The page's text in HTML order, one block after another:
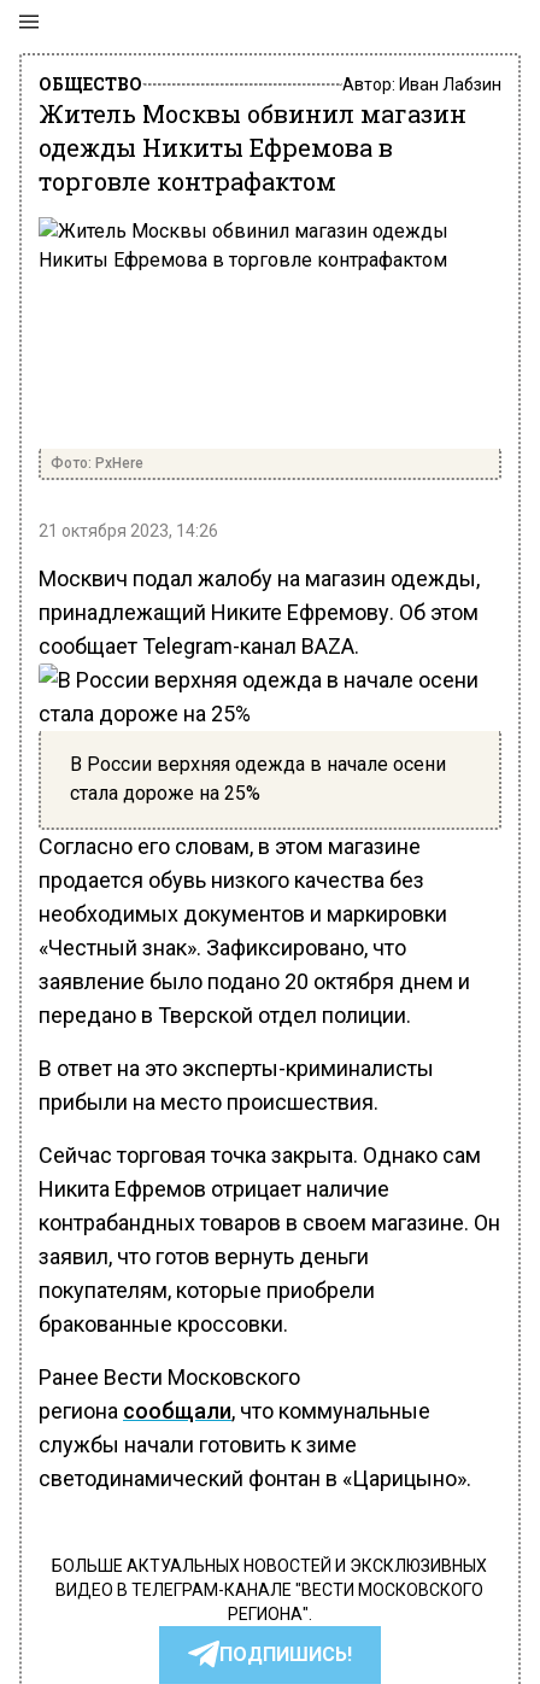
ОБЩЕСТВО Автор: Иван Лабзин
Житель Москвы обвинил магазин
одежды Никиты Ефремова в
торговле контрафактом
Фото: PxHere
21 октября 2023, 14:26
Москвич подал жалобу на магазин одежды,
принадлежащий Никите Ефремову. Об этом
сообщает Telegram-канал BAZA.
В России верхняя одежда в начале осени
стала дороже на 25%
Согласно его словам, в этом магазине
продается обувь низкого качества без
необходимых документов и маркировки
«Честный знак». Зафиксировано, что
заявление было подано 20 октября днем и
передано в Тверской отдел полиции.
В ответ на это эксперты-криминалисты
прибыли на место происшествия.
Сейчас торговая точка закрыта. Однако сам
Никита Ефремов отрицает наличие
контрабандных товаров в своем магазине. Он
заявил, что готов вернуть деньги
покупателям, которые приобрели
бракованные кроссовки.
Ранее Вести Московского
региона сообщали, что коммунальные
службы начали готовить к зиме
светодинамический фонтан в «Царицыно».
БОЛЬШЕ АКТУАЛЬНЫХ НОВОСТЕЙ И ЭКСКЛЮЗИВНЫХ
ВИДЕО В ТЕЛЕГРАМ-КАНАЛЕ "ВЕСТИ МОСКОВСКОГО
РЕГИОНА".
ПОДПИШИСЬ!